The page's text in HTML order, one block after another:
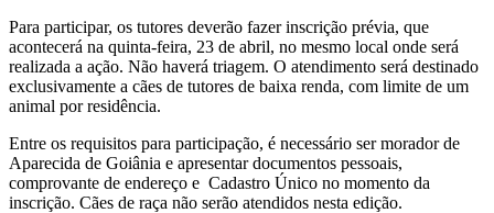
Para participar, os tutores deverão fazer inscrição prévia, que
acontecerá na quinta-feira, 23 de abril, no mesmo local onde será
realizada a ação. Não haverá triagem. O atendimento será destinado
exclusivamente a cães de tutores de baixa renda, com limite de um
animal por residência.
Entre os requisitos para participação, é necessário ser morador de
Aparecida de Goiânia e apresentar documentos pessoais,
comprovante de endereço e Cadastro Único no momento da
inscrição. Cães de raça não serão atendidos nesta edição.